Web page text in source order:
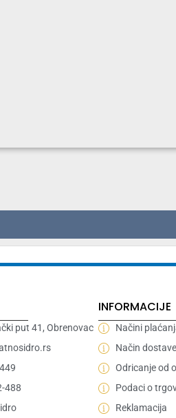
put 41, Obrenovac
488
INFORMACIJE
Načini
Način dostave
Odricanje od
Podaci o
Reklamacija